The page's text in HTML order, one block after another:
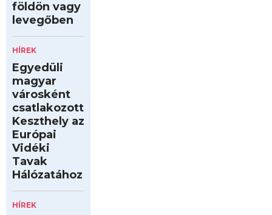
földön vagy
levegőben
HÍREK
Egyedüli
magyar
városként
csatlakozott
Keszthely az
Európai
Vidéki
Tavak
Hálózatához
HÍREK